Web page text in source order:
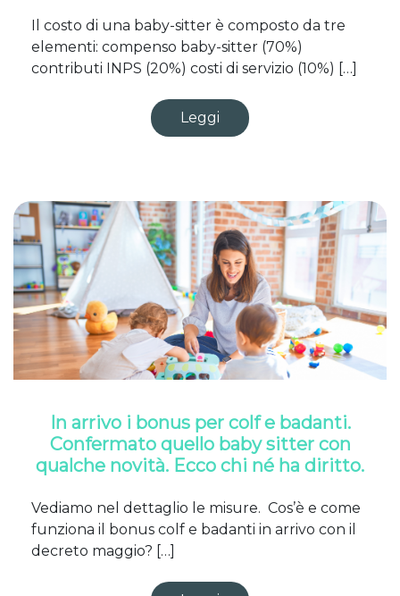
Il costo di una baby-sitter è composto da tre
elementi: compenso baby-sitter (70%)
contributi INPS (20%) costi di servizio (10%) […]
Leggi
In arrivo i bonus per colf e badanti.
Confermato quello baby sitter con
qualche novità. Ecco chi né ha diritto.
Vediamo nel dettaglio le misure. Cos’è e come
funziona il bonus colf e badanti in arrivo con il
decreto maggio? […]